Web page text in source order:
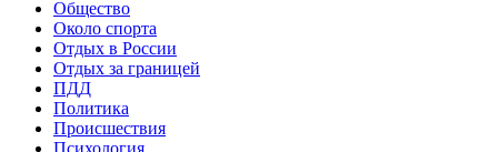
Общество
Около спорта
Отдых в России
Отдых за границей
ПДД
Политика
Происшествия
Психология